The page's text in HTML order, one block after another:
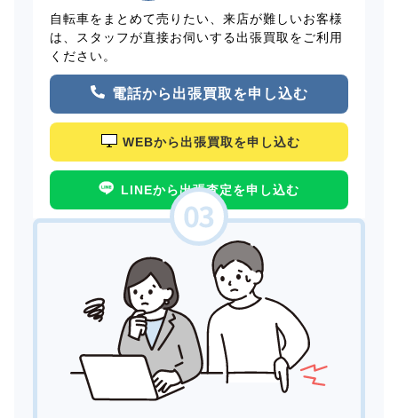
自転車をまとめて売りたい、来店が難しいお客様
は、スタッフが直接お伺いする出張買取をご利用
ください。
電話から出張買取を申し込む
WEBから出張買取を申し込む
LINEから出張査定を申し込む